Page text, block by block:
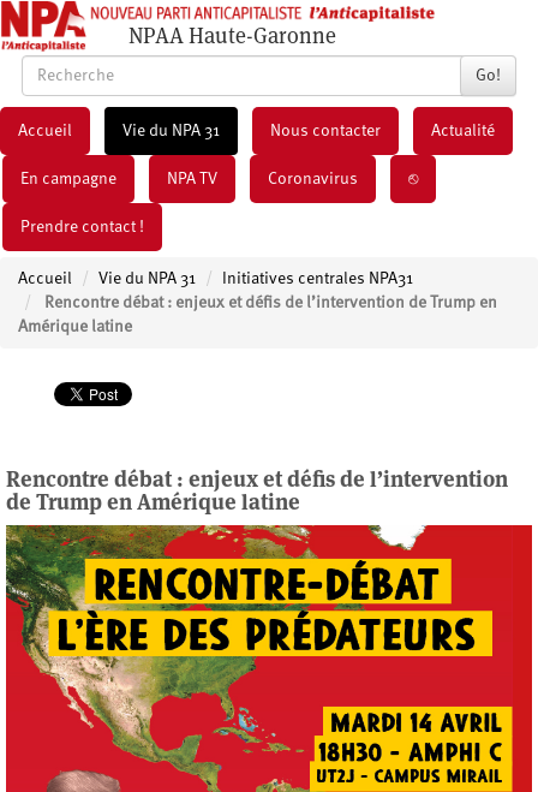
NPAA Haute-Garonne
Go!
Accueil Vie du NPA 31 Nous contacter Actualité
En campagne NPA TV Coronavirus ⎋
Prendre contact !
Accueil Vie du NPA 31
Initiatives centrales NPA31
Rencontre débat : enjeux et défis de l’intervention de Trump en
Amérique latine
Rencontre débat : enjeux et défis de l’intervention
de Trump en Amérique latine